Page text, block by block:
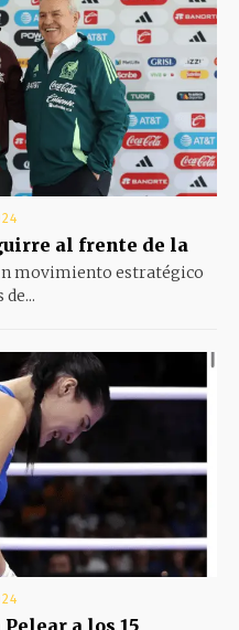
al frente de la
movimiento estratégico
a los 15